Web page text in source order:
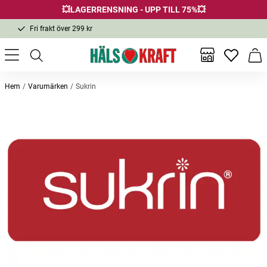
💥LAGERRENSNING - UPP TILL 75%💥
Fri frakt över 299 kr
1-3 dagars leverans
Samma pris i butik & online
Fri frakt över 299 kr
Inga
Hem Varumärken Sukrin